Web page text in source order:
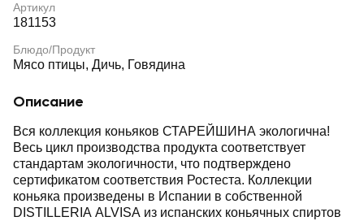
Артикул
181153
Блюдо/Продукт
Мясо птицы, Дичь, Говядина
Описание
Вся коллекция коньяков СТАРЕЙШИНА экологична!
Весь цикл производства продукта соответствует
стандартам экологичности, что подтверждено
сертификатом соответствия Ростеста. Коллекции
коньяка произведены в Испании в собственной
DISTILLERIA ALVISA из испанских коньячных спиртов